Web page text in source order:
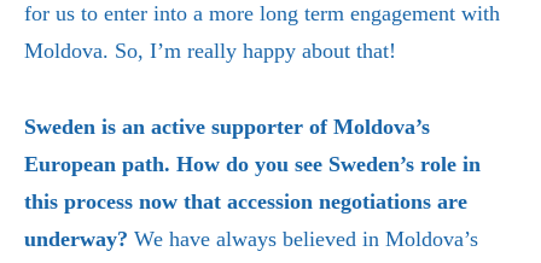
for us to enter into a more long term engagement with
Moldova. So, I’m really happy about that!
Sweden is an active supporter of Moldova’s
European path. How do you see Sweden’s role in
this process now that accession negotiations are
underway? We have always believed in Moldova’s